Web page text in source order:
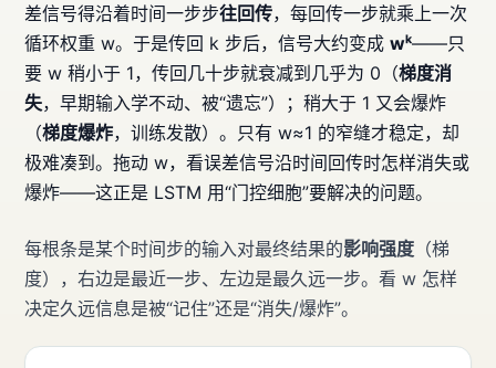
差信号得沿着时间一步步往回传，每回传一步就乘上一次
循环权重 w。于是传回 k 步后，信号大约变成 wᵏ——只
要 w 稍小于 1，传回几十步就衰减到几乎为 0（梯度消
失，早期输入学不动、被“遗忘”）；稍大于 1 又会爆炸
（梯度爆炸，训练发散）。只有 w≈1 的窄缝才稳定，却
极难凑到。拖动 w，看误差信号沿时间回传时怎样消失或
爆炸——这正是 LSTM 用“门控细胞”要解决的问题。
每根条是某个时间步的输入对最终结果的影响强度 （梯
度），右边是最近一步、左边是最久远一步。看 w 怎样
决定久远信息是被“记住”还是“消失/爆炸”。